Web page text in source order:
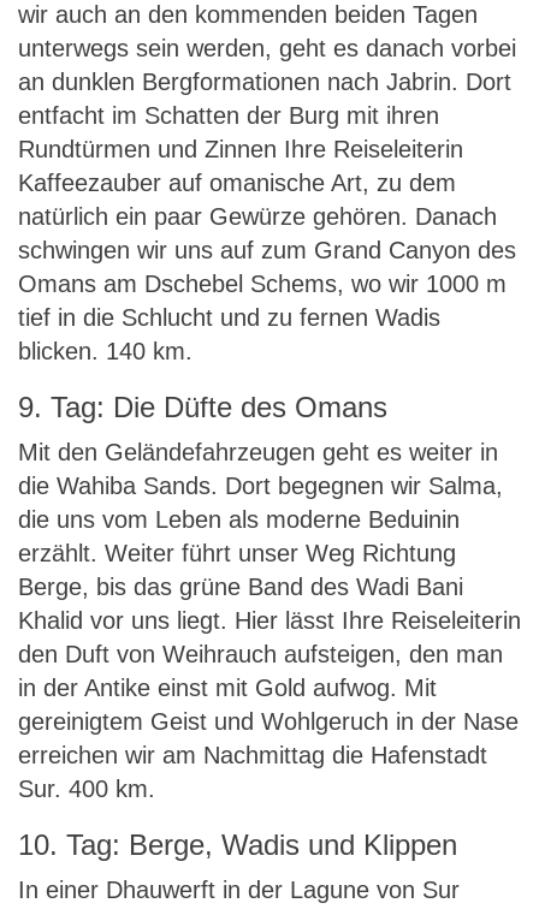
wir auch an den kommenden beiden Tagen
unterwegs sein werden, geht es danach vorbei
an dunklen Bergformationen nach Jabrin. Dort
entfacht im Schatten der Burg mit ihren
Rundtürmen und Zinnen Ihre Reiseleiterin
Kaffeezauber auf omanische Art, zu dem
natürlich ein paar Gewürze gehören. Danach
schwingen wir uns auf zum Grand Canyon des
Omans am Dschebel Schems, wo wir 1000 m
tief in die Schlucht und zu fernen Wadis
blicken. 140 km.
9. Tag: Die Düfte des Omans
Mit den Geländefahrzeugen geht es weiter in
die Wahiba Sands. Dort begegnen wir Salma,
die uns vom Leben als moderne Beduinin
erzählt. Weiter führt unser Weg Richtung
Berge, bis das grüne Band des Wadi Bani
Khalid vor uns liegt. Hier lässt Ihre Reiseleiterin
den Duft von Weihrauch aufsteigen, den man
in der Antike einst mit Gold aufwog. Mit
gereinigtem Geist und Wohlgeruch in der Nase
erreichen wir am Nachmittag die Hafenstadt
Sur. 400 km.
10. Tag: Berge, Wadis und Klippen
In einer Dhauwerft in der Lagune von Sur